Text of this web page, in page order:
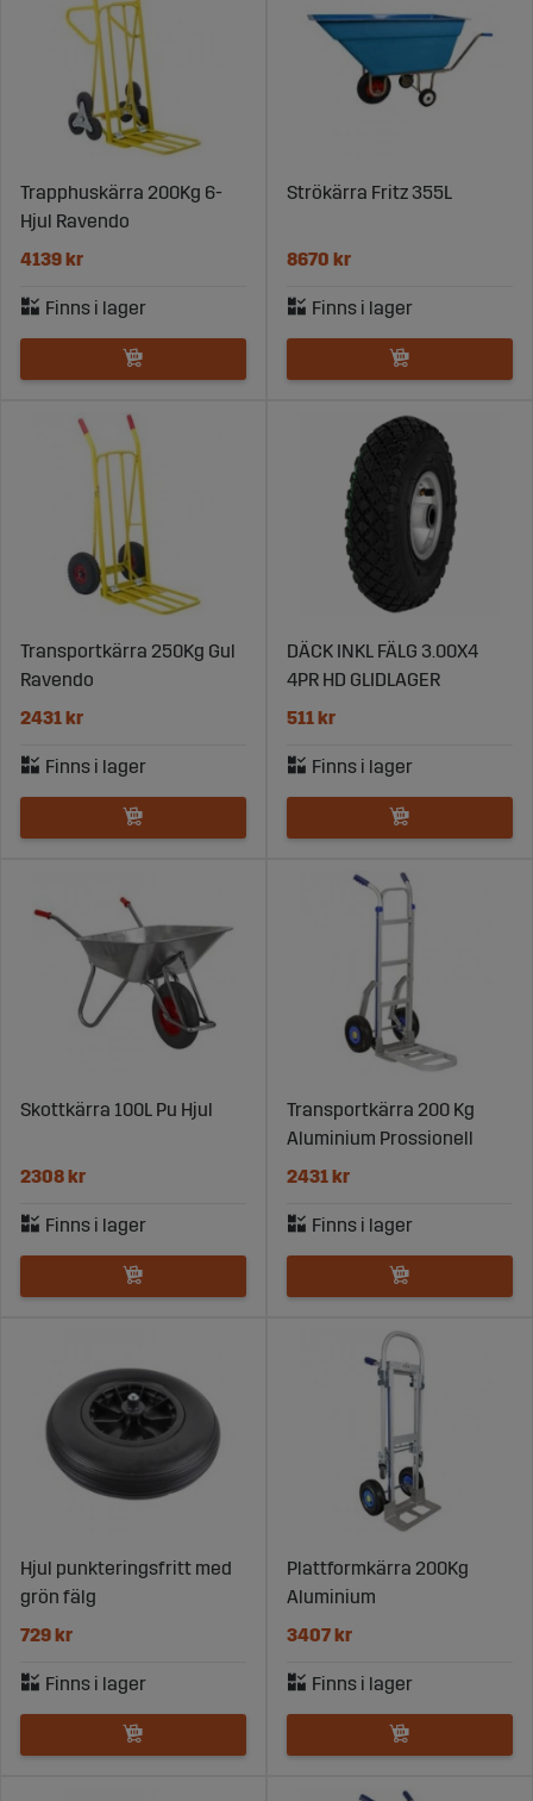
Trapphuskärra 200Kg 6-
Hjul Ravendo
4139 kr
Strökärra Fritz 355L
8670 kr
Transportkärra 250Kg Gul
Ravendo
2431 kr
DÄCK INKL FÄLG 3.00X4
4PR HD GLIDLAGER
511 kr
Skottkärra 100L Pu Hjul
2308 kr
Transportkärra 200 Kg
Aluminium Prossionell
2431 kr
Hjul punkteringsfritt med
grön fälg
729 kr
Plattformkärra 200Kg
Aluminium
3407 kr